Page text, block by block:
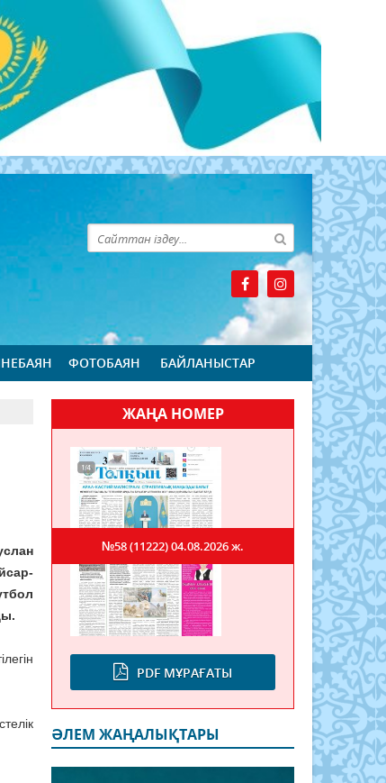
ФОТОБАЯН БАЙЛАНЫСТАР
ЖАҢА НОМЕР
PDF МҰРАҒАТЫ
№58 (11222)04.08.2026 ж.
ӘЛЕМ ЖАҢАЛЫҚТАРЫ